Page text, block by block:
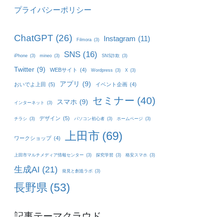
プライバシーポリシー
ChatGPT (26) Filmora (3) Instagram (11)
iPhone (3) mineo (3) SNS (16) SNS詐欺 (3)
Twitter (9) WEBサイト (4) Wordpress (3) X (3)
おいでよ上田 (5) アプリ (9) イベント企画 (4)
インターネット (3) スマホ (9) セミナー (40)
チラシ (3) デザイン (5) パソコン初心者 (3) ホームページ (3)
ワークショップ (4) 上田市 (69)
上田市マルチメディア情報センター (3) 探究学習 (3) 格安スマホ (3)
生成AI (21) 発見と創造ラボ (3)
長野県 (53)